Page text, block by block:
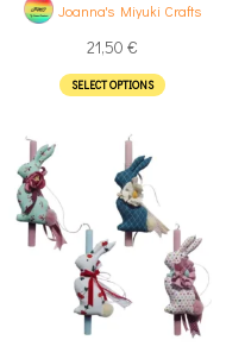
Joanna's Miyuki Crafts
21,50 €
SELECT OPTIONS